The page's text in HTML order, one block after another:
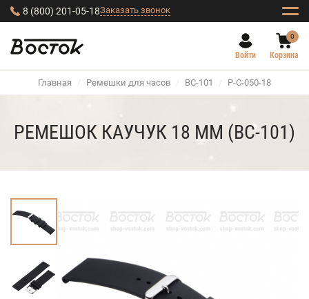
8 (800) 201-05-18Заказать звонок
Войти
0
Корзина
Главная / Ремешки для часов / BC-101 / Р-С-050-18
РЕМЕШОК КАУЧУК 18 ММ (BC-101)